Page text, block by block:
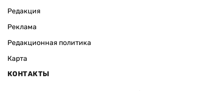
Редакция
Реклама
Редакционная политика
Карта
КОНТАКТЫ